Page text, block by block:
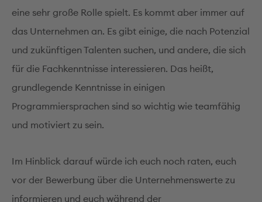
eine sehr große Rolle spielt. Es kommt aber immer auf
das Unternehmen an. Es gibt einige, die nach Potenzial
und zukünftigen Talenten suchen, und andere, die sich
für die Fachkenntnisse interessieren. Das heißt,
grundlegende Kenntnisse in einigen
Programmiersprachen sind so wichtig wie teamfähig
und motiviert zu sein.
Im Hinblick darauf würde ich euch noch raten, euch
vor der Bewerbung über die Unternehmenswerte zu
informieren und euch während der